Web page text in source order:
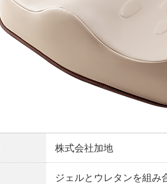
株式会社加地
ジェルとウレタンを組み